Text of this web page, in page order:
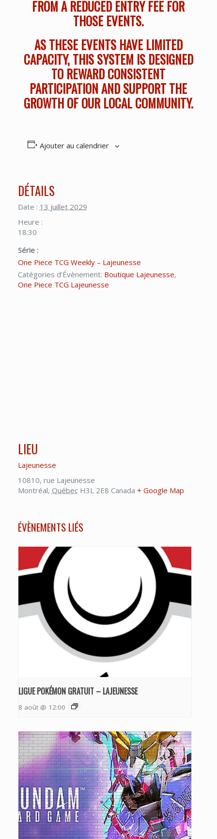
FROM A REDUCED ENTRY FEE FOR
THOSE EVENTS.
AS THESE EVENTS HAVE LIMITED
CAPACITY, THIS SYSTEM IS DESIGNED
TO REWARD CONSISTENT
PARTICIPATION AND SUPPORT THE
GROWTH OF OUR LOCAL COMMUNITY.
Ajouter au calendrier
DÉTAILS
Date : 13 juillet 2029
Heure :
18:30
Série :
One Piece TCG Weekly – Lajeunesse
Catégories d’Évènement: Boutique Lajeunesse,
One Piece TCG Lajeunesse
LIEU
Lajeunesse
10810, rue Lajeunesse
Montréal, Québec H3L 2E8 Canada + Google Map
ÉVÈNEMENTS LIÉS
LIGUE POKÉMON GRATUIT – LAJEUNESSE
8 août @ 12:00